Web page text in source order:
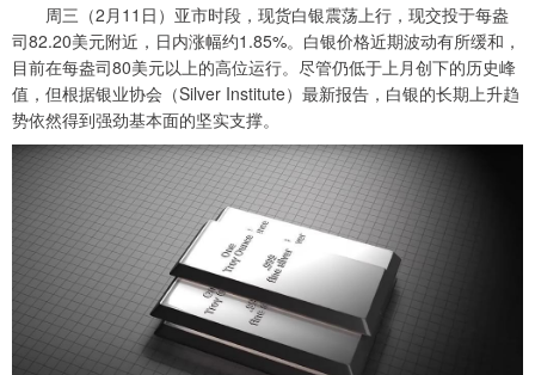
周三（2月11日）亚市时段，现货白银震荡上行，现交投于每盎
司82.20美元附近，日内涨幅约1.85%。白银价格近期波动有所缓和，
目前在每盎司80美元以上的高位运行。尽管仍低于上月创下的历史峰
值，但根据银业协会（Silver Institute）最新报告，白银的长期上升趋
势依然得到强劲基本面的坚实支撑。